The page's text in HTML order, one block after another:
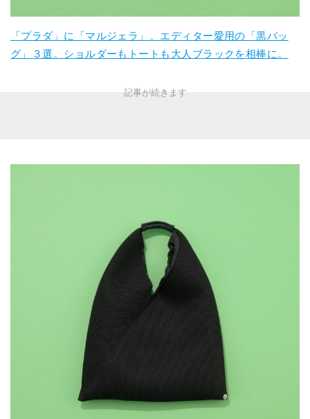
「プラダ」に「マルジェラ」。エディター愛用の「黒バッ
グ」３選。ショルダーもトートも大人ブラックを相棒に。